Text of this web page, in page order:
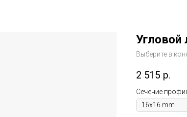
Угловой
Выберите в
2 515 р.
Сечение